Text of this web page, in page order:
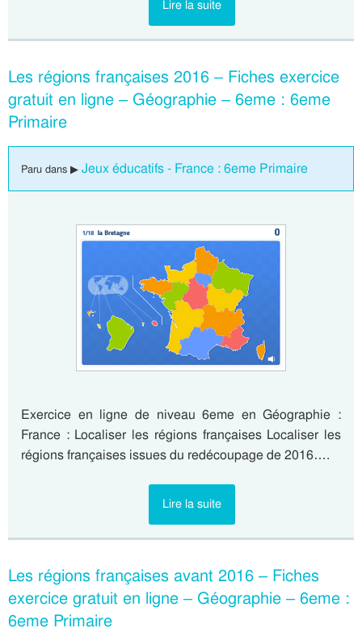
Lire la suite
Les régions françaises 2016 – Fiches exercice
gratuit en ligne – Géographie – 6eme : 6eme
Primaire
Paru dans ▶ Jeux éducatifs - France : 6eme Primaire
Exercice en ligne de niveau 6eme en Géographie :
France : Localiser les régions françaises Localiser les
régions françaises issues du redécoupage de 2016….
Lire la suite
Les régions françaises avant 2016 – Fiches
exercice gratuit en ligne – Géographie – 6eme :
6eme Primaire